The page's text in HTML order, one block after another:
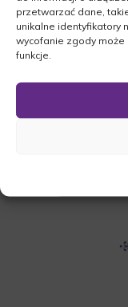
przetwarzać dane,
unikalne identyfikatory
wycofanie zgody może
funkcje.